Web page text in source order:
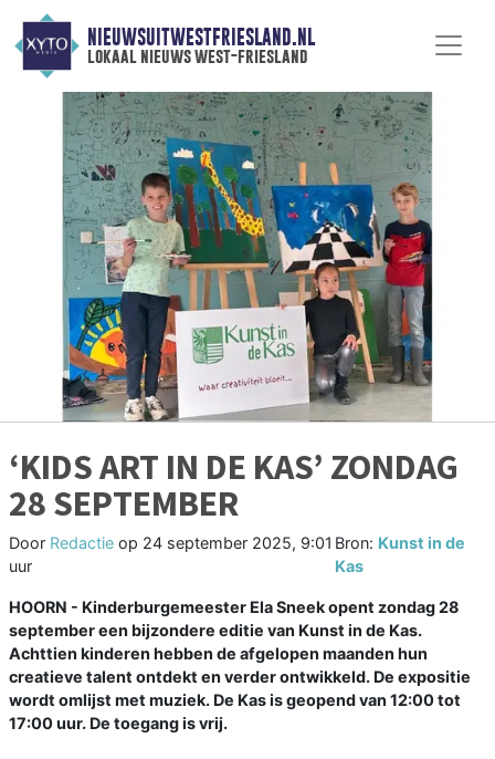
NIEUWSUITWESTFRIESLAND.NL
lokaal nieuws west-friesland
‘KIDS ART IN DE KAS’ ZONDAG
28 SEPTEMBER
Door Redactie op 24 september 2025, 9:01
uur
Bron: Kunst in de
Kas
HOORN - Kinderburgemeester Ela Sneek opent zondag 28
september een bijzondere editie van Kunst in de Kas.
Achttien kinderen hebben de afgelopen maanden hun
creatieve talent ontdekt en verder ontwikkeld. De expositie
wordt omlijst met muziek. De Kas is geopend van 12:00 tot
17:00 uur. De toegang is vrij.